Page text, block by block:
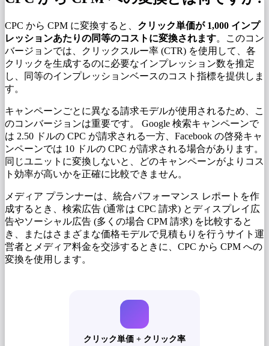
CPC から CPM に変換すると、 クリック単価が 1,000 インプ
レッションあたりの同等のコストに変換されます。このコン
バージョンでは、クリックスルー率 (CTR) を使用して、各
クリックを生成するのに必要なインプレッション数を推定
し、同等のインプレッションベースのコスト指標を提供しま
す。
キャンペーンごとに異なる請求モデルが使用されるため、こ
のコンバージョンは重要です。 Google 検索キャンペーンで
は 2.50 ドルの CPC が請求される一方、Facebook の啓発キャ
ンペーンでは 10 ドルの CPC が請求される場合があります。
同じユニットに変換しないと、どのキャンペーンがよりコス
ト効率が高いかを正確に比較できません。
メディア プランナーは、統合パフォーマンス レポートを作
成するとき、検索広告 (通常は CPC 請求) とディスプレイ広
告やソーシャル広告 (多くの場合 CPM 請求) を比較すると
き、またはさまざまな価格モデルで見積もりを行うサイト運
営者とメディア料金を交渉するときに、CPC から CPM への
変換を使用します。
クリック単価 + クリック率